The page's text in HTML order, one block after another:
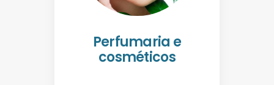
Perfumaria e
cosméticos